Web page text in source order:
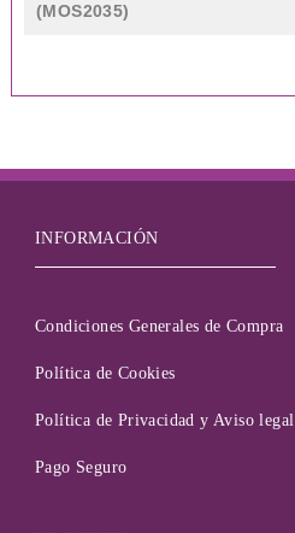
(MOS2035)
INFORMACIÓN
Condiciones Generales de Compra
Política de Cookies
Política de Privacidad y Aviso legal
Pago Seguro